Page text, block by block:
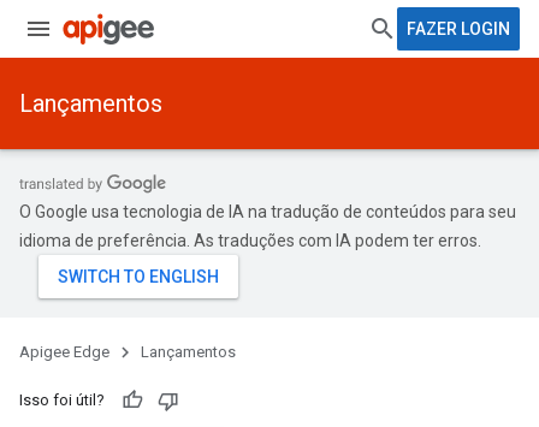
FAZER LOGIN
Lançamentos
O Google usa tecnologia de IA na tradução de conteúdos para seu
idioma de preferência. As traduções com IA podem ter erros.
Apigee Edge Lançamentos
Isso foi útil?